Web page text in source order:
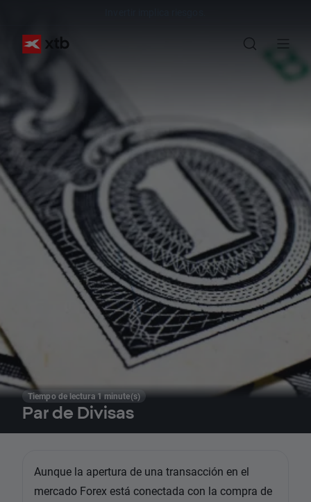
Tiempo de lectura 1 minute(s)
Par de Divisas
Aunque la apertura de una transacción en el
mercado Forex está conectada con la compra de